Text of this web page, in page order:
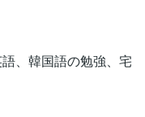
、韓国語の勉強、宅